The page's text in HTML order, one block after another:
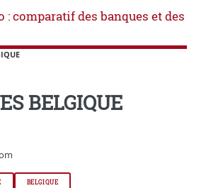
: comparatif des banques et des
BELGIQUE
BELGIQUE